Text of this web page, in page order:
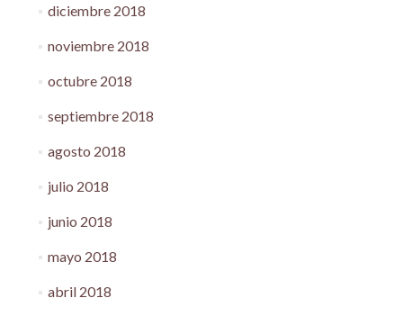
diciembre 2018
noviembre 2018
octubre 2018
septiembre 2018
agosto 2018
julio 2018
junio 2018
mayo 2018
abril 2018